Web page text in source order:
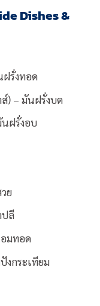
Dishes &
รั่งทอด
) – มันฝรั่งบด
ฝรั่งอบ
ย
ปลี
มทอด
งกระเทียม